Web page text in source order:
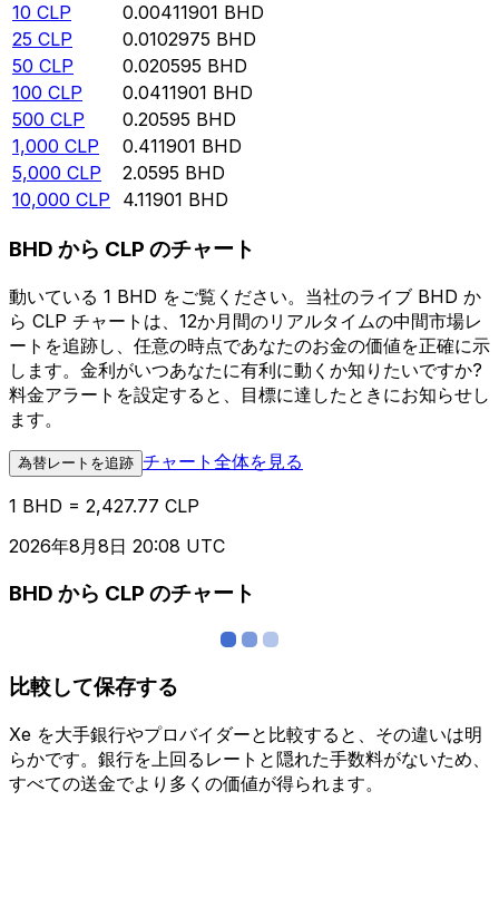
10 CLP 0.00411901 BHD
25 CLP 0.0102975 BHD
50 CLP 0.020595 BHD
100 CLP 0.0411901 BHD
500 CLP 0.20595 BHD
1,000 CLP 0.411901 BHD
5,000 CLP 2.0595 BHD
10,000 CLP 4.11901 BHD
BHD から CLP のチャート
動いている 1 BHD をご覧ください。当社のライブ BHD か
ら CLP チャートは、12か月間のリアルタイムの中間市場レ
ートを追跡し、任意の時点であなたのお金の価値を正確に示
します。金利がいつあなたに有利に動くか知りたいですか?
料金アラートを設定すると、目標に達したときにお知らせし
ます。
為替レートを追跡 チャート全体を見る
1 BHD = 2,427.77 CLP
2026年8月8日 20:08 UTC
BHD から CLP のチャート
比較して保存する
Xe を大手銀行やプロバイダーと比較すると、その違いは明
らかです。銀行を上回るレートと隠れた手数料がないため、
すべての送金でより多くの価値が得られます。